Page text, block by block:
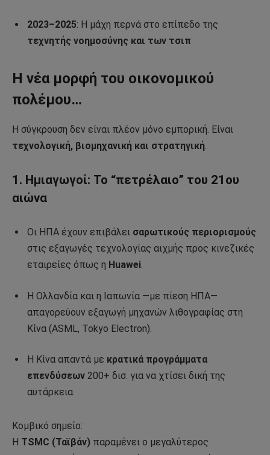
2023–2025: Η μάχη περνά στο επίπεδο της
τεχνητής νοημοσύνης και των τσιπ
Η νέα μορφή του οικονομικού
πολέμου…
Η σύγκρουση δεν είναι πλέον μόνο εμπορική. Είναι
τεχνολογική, βιομηχανική και στρατηγική.
1. Ημιαγωγοί: Το “πετρέλαιο” του 21ου
αιώνα
Οι ΗΠΑ έχουν επιβάλει σαρωτικούς περιορισμούς
στις εξαγωγές τεχνολογίας αιχμής προς κινεζικές
εταιρείες όπως η Huawei.
Η Ολλανδία και η Ιαπωνία —με πίεση ΗΠΑ—
απαγορεύουν εξαγωγή μηχανών λιθογραφίας στη
Κίνα (ASML, Tokyo Electron).
Η Κίνα απαντά με κρατικά προγράμματα
επενδύσεων 200+ δισ. για να χτίσει δική της
αυτάρκεια.
Κομβικό σημείο:
Η TSMC (Ταϊβάν) παραμένει ο μεγαλύτερος